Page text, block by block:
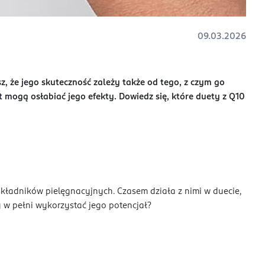
09.03.2026
że jego skuteczność zależy także od tego, z czym go
osłabiać jego efekty. Dowiedz się, które duety z Q10
pielęgnacyjnych. Czasem działa z nimi w duecie,
pełni wykorzystać jego potencjał?